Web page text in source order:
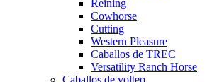
Reining
Cowhorse
Cutting
Western Pleasure
Caballos de TREC
Versatility Ranch Horse
Caballos de volteo